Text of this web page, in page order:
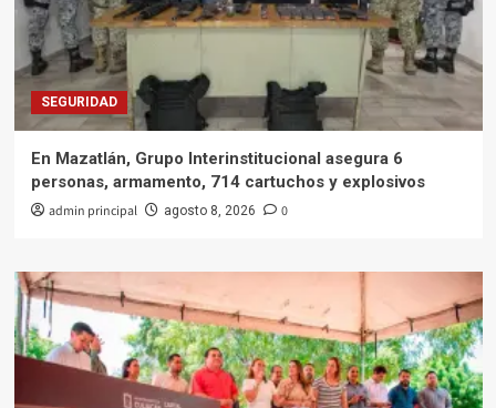
SEGURIDAD
En Mazatlán, Grupo Interinstitucional asegura 6
personas, armamento, 714 cartuchos y explosivos
admin principal agosto 8, 2026 0